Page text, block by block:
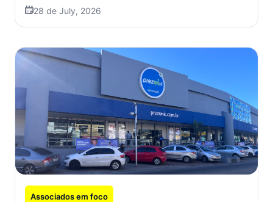
28 de July, 2026
Associados em foco